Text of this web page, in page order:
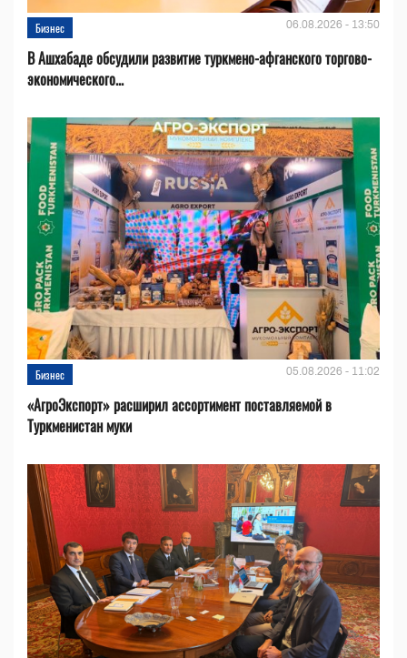
Бизнес 06.08.2026 - 13:50
В Ашхабаде обсудили развитие туркмено-афганского торгово-
экономического...
Бизнес 05.08.2026 - 11:02
«АгроЭкспорт» расширил ассортимент поставляемой в
Туркменистан муки